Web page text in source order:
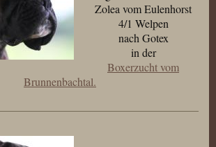
Zolea vom Eulenhorst
4/1 Welpen
nach Gotex
in der
Boxerzucht vom
Brunnenbachtal.